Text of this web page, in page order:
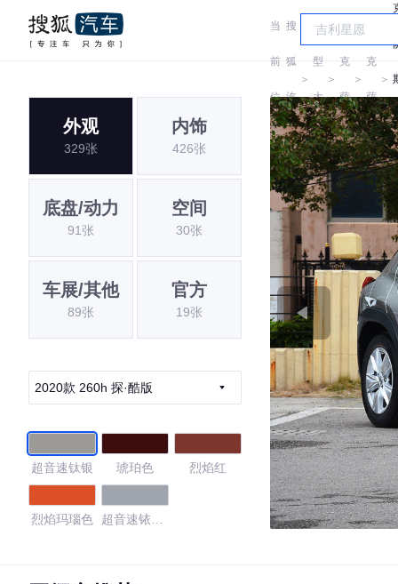
当
前
位
置:
搜
狐
汽
车
＞
车
型
大
全
＞
雷
克
萨
斯
＞
克
萨
斯
＞
外观
329张
内饰
426张
底盘/动力
91张
空间
30张
车展/其他
89张
官方
19张
2020款 260h 探·酷版
超音速钛银 琥珀色 烈焰红
烈焰玛瑙色
超音速铱泽